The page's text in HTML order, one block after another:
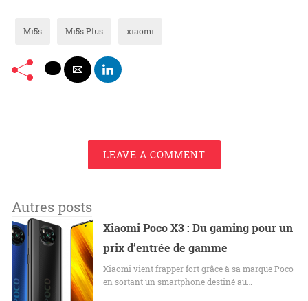
Mi5s Mi5s Plus xiaomi
LEAVE A COMMENT
Autres posts
Xiaomi Poco X3 : Du gaming pour un
prix d’entrée de gamme
Xiaomi vient frapper fort grâce à sa marque Poco
en sortant un smartphone destiné au…